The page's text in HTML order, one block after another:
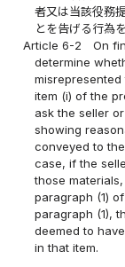
者又は当該役務
とを告げる行為
Article 6-2
On
determine
item (i) of the
ask the seller
showing
conveyed to
case, if the
those
paragraph (1)
paragraph (1),
deemed to
in that item.